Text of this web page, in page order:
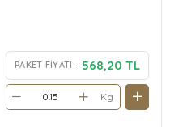
PAKET FIYATI: 568,20 TL
Kg